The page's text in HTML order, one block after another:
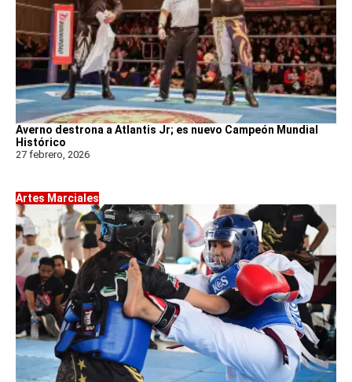
Averno destrona a Atlantis Jr; es nuevo Campeón Mundial
Histórico
27 febrero, 2026
Artes Marciales